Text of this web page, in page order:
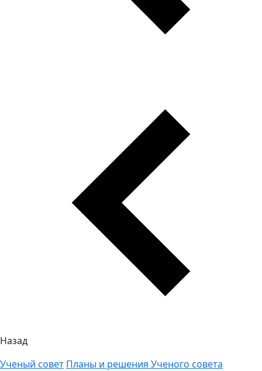
Назад
Ученый совет Планы и решения Ученого совета